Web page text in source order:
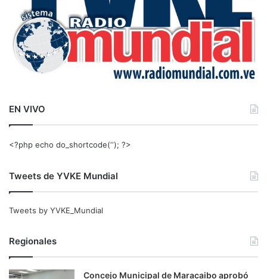
EN VIVO
<?php echo do_shortcode(‘‘); ?>
Tweets de YVKE Mundial
Tweets by YVKE_Mundial
Regionales
Concejo Municipal de Maracaibo aprobó